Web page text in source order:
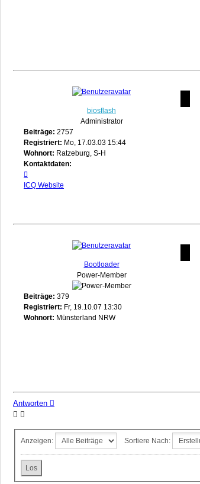
biosflash
Administrator
Beiträge: 2757
Registriert: Mo, 17.03.03 15:44
Wohnort: Ratzeburg, S-H
Kontaktdaten:
von
ICQ Website
Bootloader
Power-Member
Beiträge: 379
Registriert: Fr, 19.10.07 13:30
Wohnort: Münsterland NRW
Antworten
Anzeigen: Sortiere Nach: